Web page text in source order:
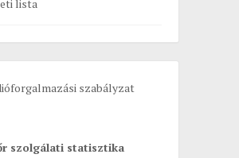
lista
szabályzat
szolgálati statisztika